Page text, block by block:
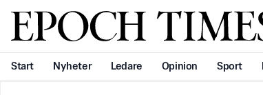
Svenska Epoch Times
Start Nyheter Ledare Opinion Sport